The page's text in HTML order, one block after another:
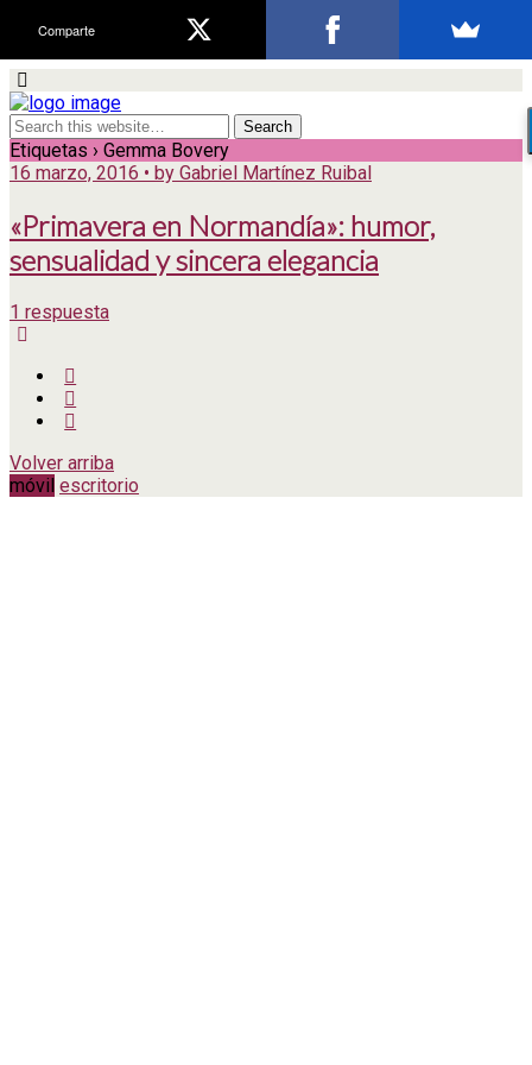
Etiquetas › Gemma Bovery
16 marzo, 2016 • by Gabriel Martínez Ruibal
«Primavera en Normandía»: humor,
sensualidad y sincera elegancia
1 respuesta
Volver arriba
móvil escritorio
Comparte